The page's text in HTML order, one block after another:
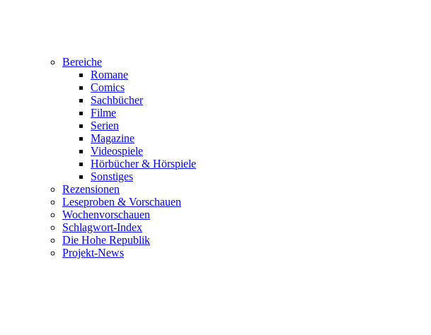
Bereiche
Romane
Comics
Sachbücher
Filme
Serien
Magazine
Videospiele
Hörbücher & Hörspiele
Sonstiges
Rezensionen
Leseproben & Vorschauen
Wochenvorschauen
Schlagwort-Index
Die Hohe Republik
Projekt-News